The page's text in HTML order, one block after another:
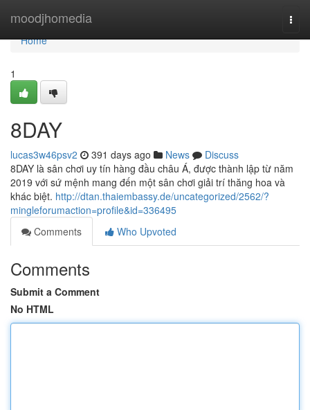
moodjhomedia
Home
Home
1
8DAY
lucas3w46psv2 391 days ago News
Discuss
8DAY là sân chơi uy tín hàng đầu châu Á, được thành lập từ năm
2019 với sứ mệnh mang đến một sân chơi giải trí thăng hoa và
khác biệt. http://dtan.thaiembassy.de/uncategorized/2562/?
mingleforumaction=profile&id=336495
Comments
Who Upvoted
Comments
Submit a Comment
No HTML